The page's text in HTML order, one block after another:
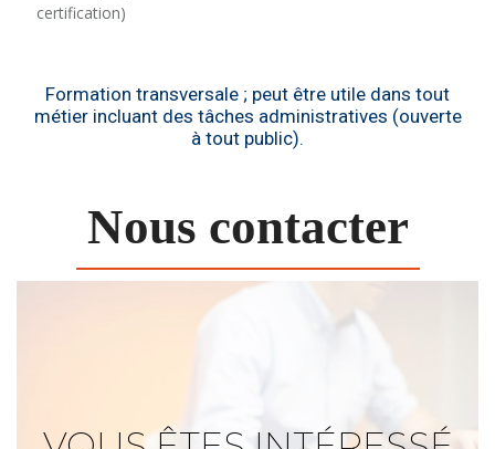
certification)
Formation transversale ; peut être utile dans tout
métier incluant des tâches administratives (ouverte
à tout public).
Nous contacter